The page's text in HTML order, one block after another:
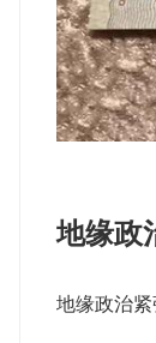
地缘政
地缘政治紧